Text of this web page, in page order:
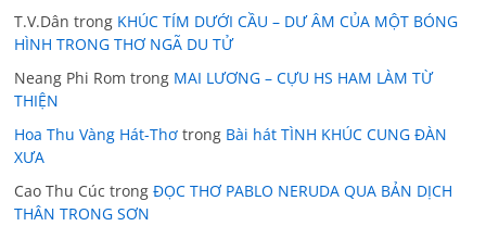
T.V.Dân trong KHÚC TÍM DƯỚI CẦU – DƯ ÂM CỦA MỘT BÓNG
HÌNH TRONG THƠ NGÃ DU TỬ
Neang Phi Rom trong MAI LƯƠNG – CỰU HS HAM LÀM TỪ
THIỆN
Hoa Thu Vàng Hát-Thơ trong Bài hát TÌNH KHÚC CUNG ĐÀN
XƯA
Cao Thu Cúc trongĐỌC THƠ PABLO NERUDA QUA BẢN DỊCH
THÂN TRONG SƠN